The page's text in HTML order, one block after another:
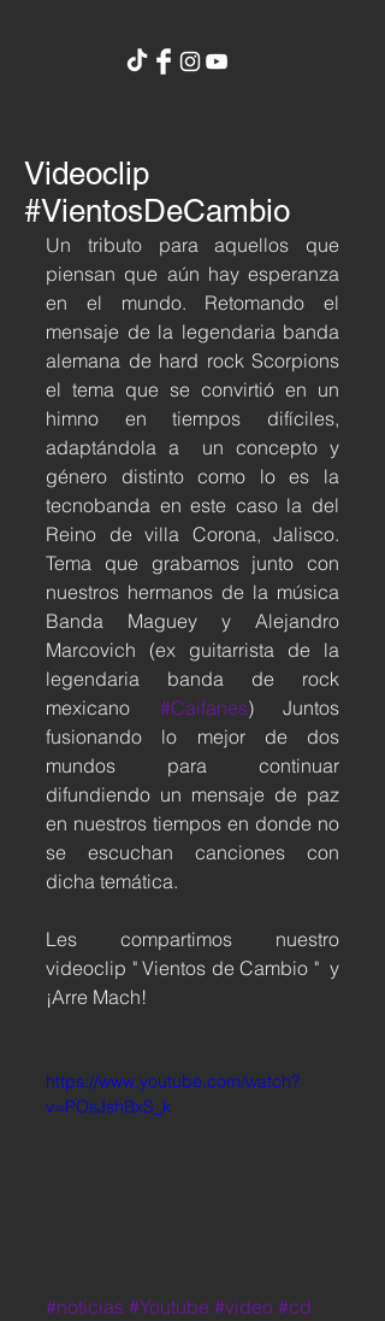
Videoclip
#VientosDeCambio
Un tributo para aquellos que
piensan que aún hay esperanza
en el mundo. Retomando el
mensaje de la legendaria banda
alemana de hard rock Scorpions
el tema que se convirtió en un
himno en tiempos difíciles,
adaptándola a  un concepto y
género distinto como lo es la
tecnobanda en este caso la del
Reino de villa Corona, Jalisco.
Tema que grabamos junto con
nuestros hermanos de la música
Banda Maguey y Alejandro
Marcovich (ex guitarrista de la
legendaria banda de rock
mexicano #Caifanes) Juntos
fusionando lo mejor de dos
mundos para continuar
difundiendo un mensaje de paz
en nuestros tiempos en donde no
se escuchan canciones con
dicha temática.
Les compartimos nuestro
videoclip " Vientos de Cambio "  y
¡Arre Mach!
https://www.youtube.com/watch?
v=POsJshBxS_k
#noticias #Youtube #video #cd